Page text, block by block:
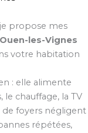
propose mes
les-Vignes
votre habitation
: elle alimente
le chauffage, la TV
foyers négligent
répétées,